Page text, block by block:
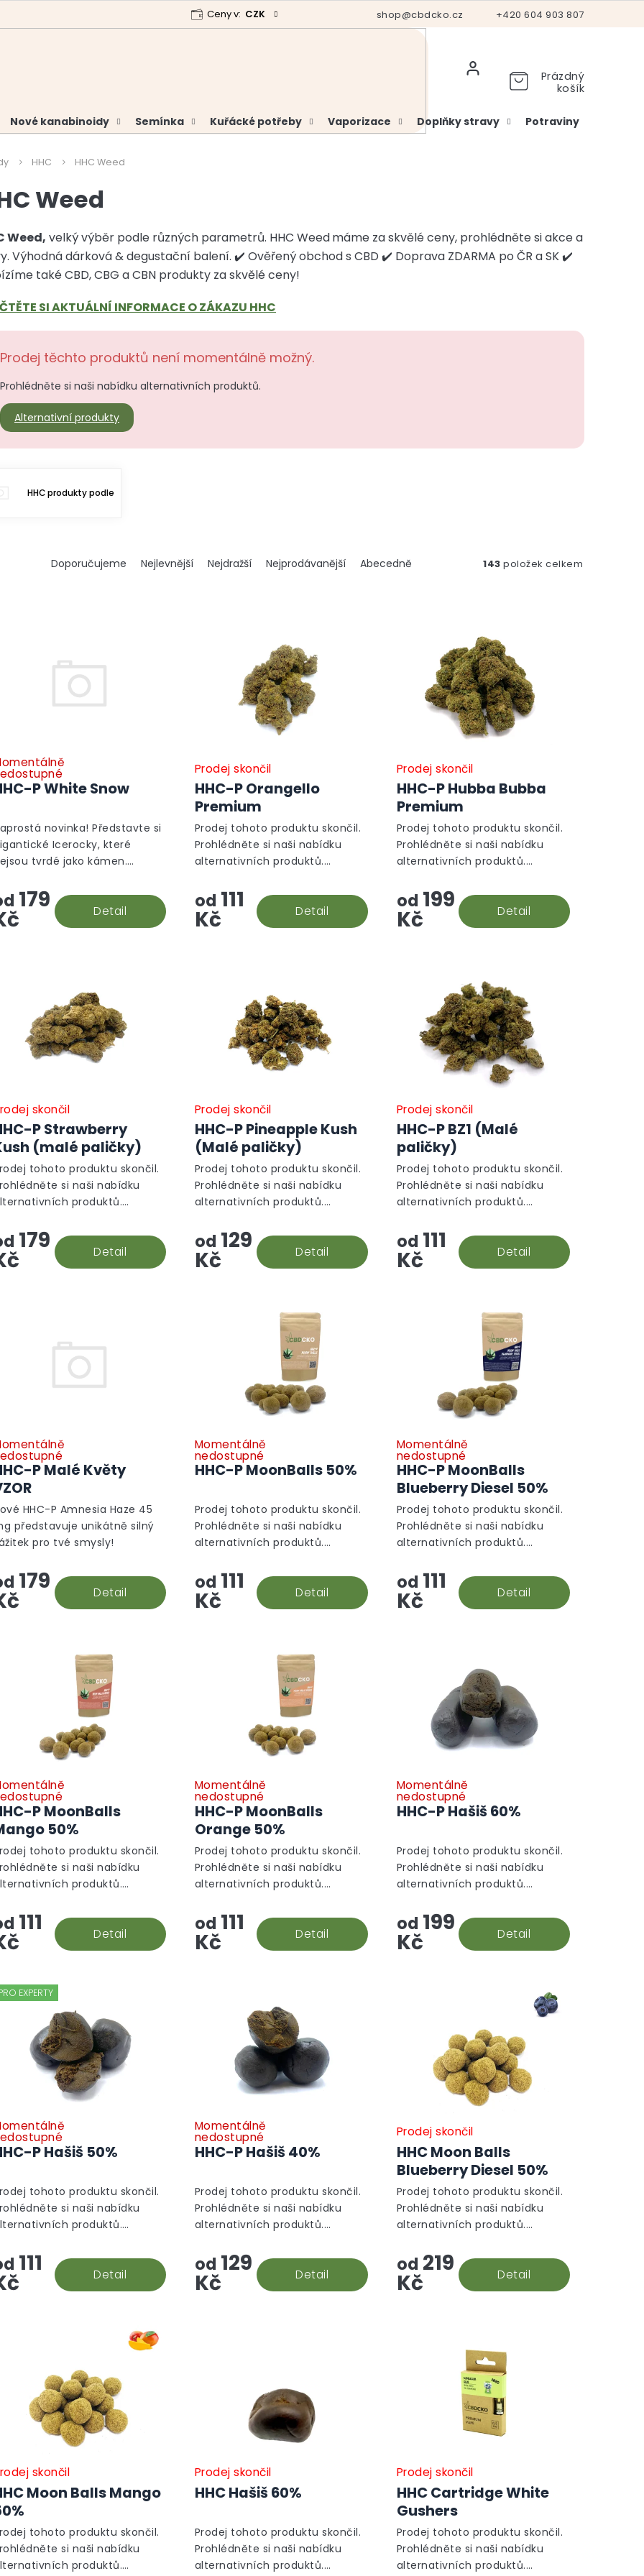
+420 604 903 807
shop@cbdcko.cz
Analýzy a certifikáty Hodnocení obchodu Vrácení a reklamace
Ceny v: CZK
Prázdný
košík
Nové kanabinoidy Semínka Kuřácké potřeby Vaporizace Doplňky stravy Potraviny
HHC HHC Weed
Weed
Weed, velký výběr podle různých parametrů. HHC Weedmáme za skvělé ceny, prohlédněte si akce a
Výhodná dárková & degustační balení. ✔️ Ověřený obchod s CBD ✔️ Doprava ZDARMA po ČR a SK ✔️
také CBD, CBG a CBN produkty za skvělé ceny!
SI AKTUÁLNÍ INFORMACE O ZÁKAZU HHC
Prodej těchto produktů není momentálně možný.
Prohlédněte si naši nabídku alternativních produktů.
Alternativní produkty
HHC produkty podle
Ř
a
ů
Doporučujeme Nejlevnější Nejdražší Nejprodávanější Abecedně 143 položek celkem
P White Snow
179 Detail
novinka! Představte si
Icerocky, které
tvrdé jako kámen.
nebo HHC-P květy a jsou
CBD izolátem a proto
HHC-P Orangello
Premium
Prodej skončil
od 111
Kč Detail
Prodej tohoto produktu skončil.
Prohlédněte si naši nabídku
alternativních produktů.
HHC-P Hubba Bubba
Premium
Prodej skončil
od 199
Kč Detail
Prodej tohoto produktu skončil.
Prohlédněte si naši nabídku
alternativních produktů.
P Strawberry
(malé paličky)
skončil
179 Detail
tohoto produktu skončil.
si naši nabídku
produktů.
HHC-P Pineapple Kush
(Malé paličky)
Prodej skončil
od 129
Kč Detail
Prodej tohoto produktu skončil.
Prohlédněte si naši nabídku
alternativních produktů.
HHC-P BZ1 (Malé
paličky)
Prodej skončil
od 111
Kč Detail
Prodej tohoto produktu skončil.
Prohlédněte si naši nabídku
alternativních produktů.
P Malé Květy
179 Detail
HHC-P Amnesia Haze 45
představuje unikátně silný
pro tvé smysly!
HHC-P MoonBalls 50%
Momentálně
nedostupné
od 111
Kč Detail
Prodej tohoto produktu skončil.
Prohlédněte si naši nabídku
alternativních produktů.
HHC-P MoonBalls
Blueberry Diesel 50%
Momentálně
nedostupné
od 111
Kč Detail
Prodej tohoto produktu skončil.
Prohlédněte si naši nabídku
alternativních produktů.
P MoonBalls
50%
111 Detail
tohoto produktu skončil.
si naši nabídku
produktů.
HHC-P MoonBalls
Orange 50%
Momentálně
nedostupné
od 111
Kč Detail
Prodej tohoto produktu skončil.
Prohlédněte si naši nabídku
alternativních produktů.
HHC-P Hašiš 60%
Momentálně
nedostupné
od 199
Kč Detail
Prodej tohoto produktu skončil.
Prohlédněte si naši nabídku
alternativních produktů.
EXPERTY
P Hašiš 50%
111 Detail
tohoto produktu skončil.
si naši nabídku
produktů.
HHC-P Hašiš 40%
Momentálně
nedostupné
od 129
Kč Detail
Prodej tohoto produktu skončil.
Prohlédněte si naši nabídku
alternativních produktů.
HHC Moon Balls
Blueberry Diesel 50%
Prodej skončil
od 219
Kč Detail
Prodej tohoto produktu skončil.
Prohlédněte si naši nabídku
alternativních produktů.
Moon Balls Mango
skončil
tohoto produktu skončil.
si naši nabídku
produktů.
HHC Hašiš 60%
Prodej skončil
Prodej tohoto produktu skončil.
Prohlédněte si naši nabídku
alternativních produktů.
HHC Cartridge White
Gushers
Prodej skončil
Prodej tohoto produktu skončil.
Prohlédněte si naši nabídku
alternativních produktů.